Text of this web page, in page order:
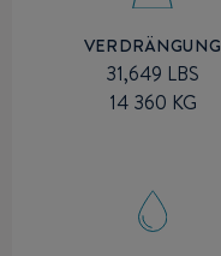
VERDRÄNGUNG
31,649 LBS
14 360 KG